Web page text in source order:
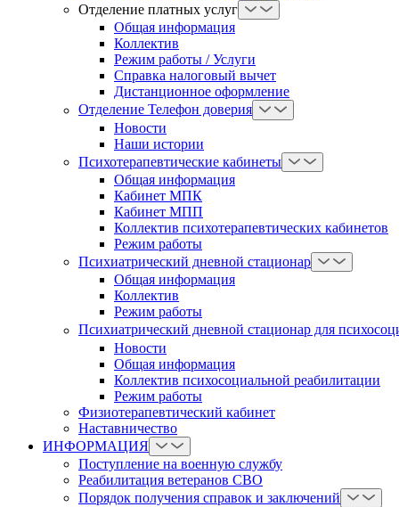
Отделение платных услуг
Общая информация
Коллектив
Режим работы / Услуги
Справка налоговый вычет
Дистанционное оформление
Отделение Телефон доверия
Новости
Наши истории
Психотерапевтические кабинеты
Общая информация
Кабинет МПК
Кабинет МПП
Коллектив психотерапевтических кабинетов
Режим работы
Психиатрический дневной стационар
Общая информация
Коллектив
Режим работы
Психиатрический дневной стационар для
Новости
Общая информация
Коллектив психосоциальной реабилитации
Режим работы
Физиотерапевтический кабинет
Наставничество
ИНФОРМАЦИЯ
Поступление на военную службу
Реабилитация ветеранов СВО
Порядок получения справок и заключений